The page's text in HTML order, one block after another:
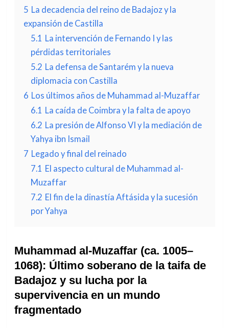
5 La decadencia del reino de Badajoz y la
expansión de Castilla
5.1 La intervención de Fernando I y las
pérdidas territoriales
5.2 La defensa de Santarém y la nueva
diplomacia con Castilla
6 Los últimos años de Muhammad al-Muzaffar
6.1 La caída de Coimbra y la falta de apoyo
6.2 La presión de Alfonso VI y la mediación de
Yahya ibn Ismail
7 Legado y final del reinado
7.1 El aspecto cultural de Muhammad al-
Muzaffar
7.2 El fin de la dinastía Aftásida y la sucesión
por Yahya
Muhammad al-Muzaffar (ca. 1005–
1068): Último soberano de la taifa de
Badajoz y su lucha por la
supervivencia en un mundo
fragmentado